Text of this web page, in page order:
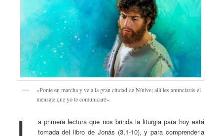
«Ponte en marcha y ve a la gran ciudad de Nínive; allí les anunciarás el
mensaje que yo te comunicaré».
a primera lectura que nos brinda la liturgia para hoy está
tomada del libro de Jonás (3,1-10), y para comprenderla